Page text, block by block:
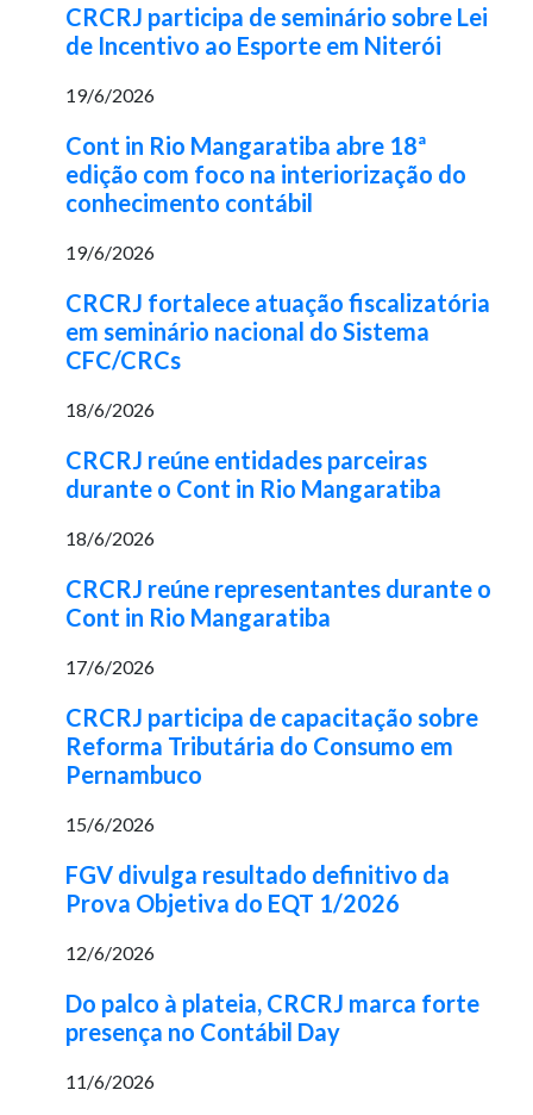
CRCRJ participa de seminário sobre Lei
de Incentivo ao Esporte em Niterói
19/6/2026
Cont in Rio Mangaratiba abre 18ª
edição com foco na interiorização do
conhecimento contábil
19/6/2026
CRCRJ fortalece atuação fiscalizatória
em seminário nacional do Sistema
CFC/CRCs
18/6/2026
CRCRJ reúne entidades parceiras
durante o Cont in Rio Mangaratiba
18/6/2026
CRCRJ reúne representantes durante o
Cont in Rio Mangaratiba
17/6/2026
CRCRJ participa de capacitação sobre
Reforma Tributária do Consumo em
Pernambuco
15/6/2026
FGV divulga resultado definitivo da
Prova Objetiva do EQT 1/2026
12/6/2026
Do palco à plateia, CRCRJ marca forte
presença no Contábil Day
11/6/2026